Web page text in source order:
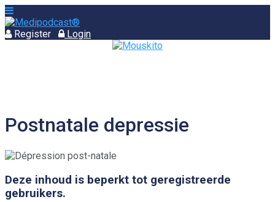
Register Login
Postnatale depressie
Deze inhoud is beperkt tot geregistreerde
gebruikers.